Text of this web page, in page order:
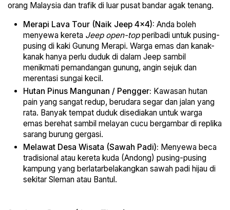
orang Malaysia dan trafik di luar pusat bandar agak tenang.
Merapi Lava Tour (Naik Jeep 4×4): Anda boleh
menyewa kereta Jeep open-topperibadi untuk pusing-
pusing di kaki Gunung Merapi. Warga emas dan kanak-
kanak hanya perlu duduk di dalam Jeep sambil
menikmati pemandangan gunung, angin sejuk dan
merentasi sungai kecil.
Hutan Pinus Mangunan / Pengger: Kawasan hutan
pain yang sangat redup, berudara segar dan jalan yang
rata. Banyak tempat duduk disediakan untuk warga
emas berehat sambil melayan cucu bergambar di replika
sarang burung gergasi.
Melawat Desa Wisata (Sawah Padi): Menyewa beca
tradisional atau kereta kuda (Andong) pusing-pusing
kampung yang berlatarbelakangkan sawah padi hijau di
sekitar Sleman atau Bantul.